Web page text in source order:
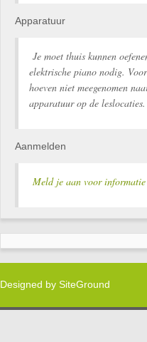
Apparatuur
Je moet thuis kunnen
elektrische piano nodig.
hoeven niet meegenomen
apparatuur op de leslocaties.
Aanmelden
Meld je aan voor informatie
Designed by SiteGround